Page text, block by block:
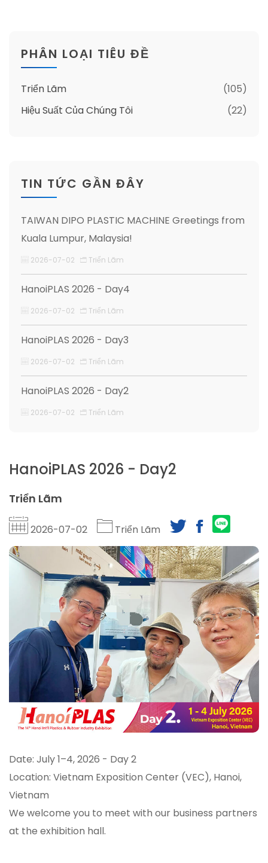
PHÂN LOẠI TIÊU ĐỀ
Triển Lãm
(105)
Hiệu Suất Của Chúng Tôi
(22)
TIN TỨC GẦN ĐÂY
TAIWAN DIPO PLASTIC MACHINE Greetings from
Kuala Lumpur, Malaysia!
2026-07-02 Triển Lãm
HanoiPLAS 2026 - Day4
2026-07-02 Triển Lãm
HanoiPLAS 2026 - Day3
2026-07-02 Triển Lãm
HanoiPLAS 2026 - Day2
2026-07-02 Triển Lãm
HanoiPLAS 2026 - Day2
Triển Lãm
2026-07-02 Triển Lãm
Date: July 1–4, 2026 - Day 2
Location: Vietnam Exposition Center (VEC), Hanoi,
Vietnam
We welcome you to meet with our business partners
at the exhibition hall.